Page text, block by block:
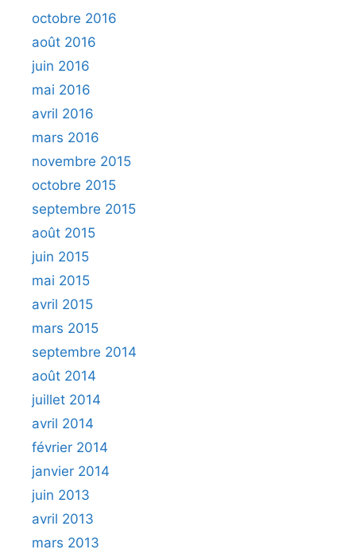
octobre 2016
août 2016
juin 2016
mai 2016
avril 2016
mars 2016
novembre 2015
octobre 2015
septembre 2015
août 2015
juin 2015
mai 2015
avril 2015
mars 2015
septembre 2014
août 2014
juillet 2014
avril 2014
février 2014
janvier 2014
juin 2013
avril 2013
mars 2013